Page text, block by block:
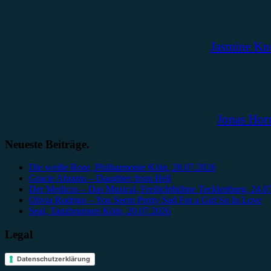
Jasmine
Jonas
Neueste Beiträge.
Die weiße Rose, Philharmonie Köln, 28.07.2026
Gracie Abrams – Daughter from Hell
Der Medicus – Das Musical, Freilichtbühne Tecklenburg,
Olivia Rodrigo – You Seem Pretty Sad For a Girl So In Love
Seal, Tanzbrunnen Köln, 20.07.2026
Legal
Datenschutzerklärung